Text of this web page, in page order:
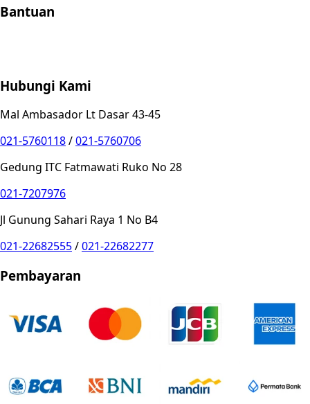
Bantuan
Hubungi Kami
Mal Ambasador Lt Dasar 43-45
021-5760118/021-5760706
Gedung ITC Fatmawati Ruko No 28
021-7207976
Jl Gunung Sahari Raya 1 No B4
021-22682555/021-22682277
Pembayaran